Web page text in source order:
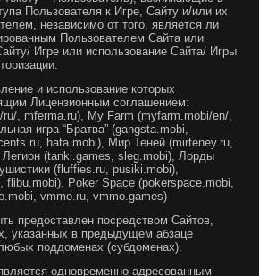
Пользователя к Игре, Сайту и/или их
независимо от того, является ли
Пользователем Сайта или
Игре или использование Сайта/ Игры
и использование которых
Лицензионным соглашением:
, mferma.ru), My Farm (myfarm.mobi/en/,
игра “Братва” (gangsta.mobi,
hata.mobi), Мир Теней (mirteney.ru,
(tanki.games, sleg.mobi), Лорды
(fluffies.ru, pusiki.mobi),
flibu.mobi), Poker Space (pokerspace.mobi,
vmmo.ru, vmmo.games)
предоставлен посредством Сайтов,
указанных в предыдущем абзаце
поддоменах (субдоменах).
одновременно адресованным